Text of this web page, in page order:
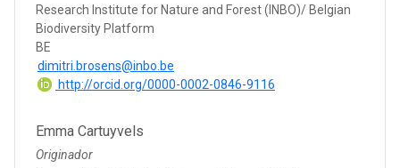
Research Institute for Nature and Forest (INBO)/ Belgian
Biodiversity Platform
BE
dimitri.brosens@inbo.be
http://orcid.org/0000-0002-0846-9116
Emma Cartuyvels
Originador